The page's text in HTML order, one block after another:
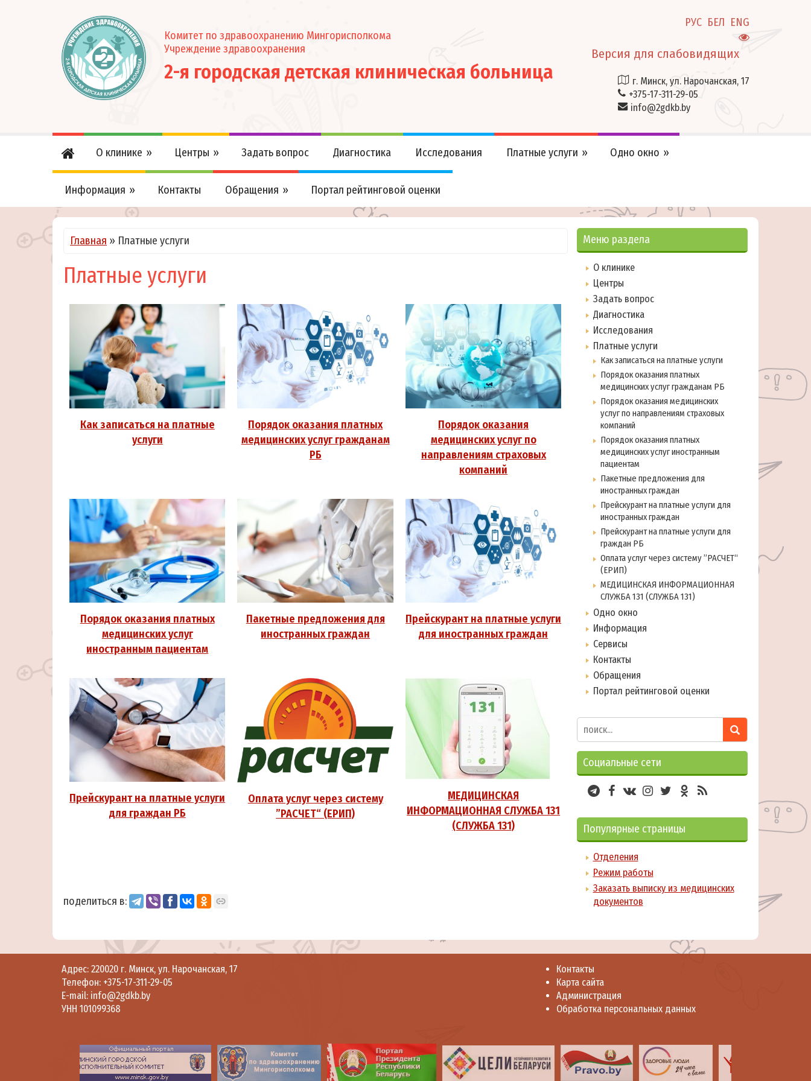
Комитет по здравоохранению Мингорисполкома
Учреждение здравоохранения
2-я городская детская клиническая больница
РУС БЕЛ ENG
Версия для слабовидящих
г. Минск, ул. Нарочанская, 17
+375-17-311-29-05
info@2gdkb.by
О клинике Центры Задать вопрос Диагностика Исследования Платные услуги Одно окно
Информация Контакты Обращения Портал рейтинговой оценки
Главная » Платные услуги
Платные услуги
Как записаться на платные
услуги
Порядок оказания платных
медицинских услуг гражданам
РБ
Порядок оказания
медицинских услуг по
направлениям страховых
компаний
Порядок оказания платных
медицинских услуг
иностранным пациентам
Пакетные предложения для
иностранных граждан
Прейскурант на платные услуги
для иностранных граждан
Прейскурант на платные услуги
для граждан РБ
Оплата услуг через систему
”РАСЧЕТ“ (ЕРИП)
МЕДИЦИНСКАЯ
ИНФОРМАЦИОННАЯ СЛУЖБА 131
(СЛУЖБА 131)
поделиться в:
Меню раздела
О клинике
Центры
Задать вопрос
Диагностика
Исследования
Платные услуги
Как записаться на платные услуги
Порядок оказания платных
медицинских услуг гражданам РБ
Порядок оказания медицинских
услуг по направлениям страховых
компаний
Порядок оказания платных
медицинских услуг иностранным
пациентам
Пакетные предложения для
иностранных граждан
Прейскурант на платные услуги для
иностранных граждан
Прейскурант на платные услуги для
граждан РБ
Оплата услуг через систему ”РАСЧЕТ“
(ЕРИП)
МЕДИЦИНСКАЯ ИНФОРМАЦИОННАЯ
СЛУЖБА 131 (СЛУЖБА 131)
Одно окно
Информация
Сервисы
Контакты
Обращения
Портал рейтинговой оценки
Социальные сети
Популярные страницы
Отделения
Режим работы
Заказать выписку из медицинских
документов
Адрес: 220020 г. Минск, ул. Нарочанская, 17
Телефон: +375-17-311-29-05
E-mail: info@2gdkb.by
УНН 101099368
Контакты
Карта сайта
Администрация
Обработка персональных данных